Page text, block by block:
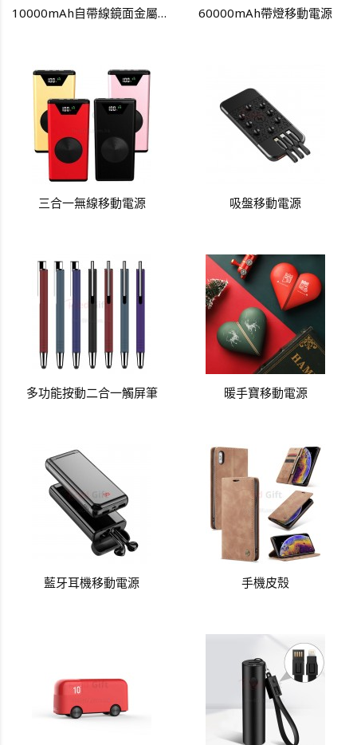
10000mAh自帶線鏡面金屬移動電源 60000mAh帶燈移動電源
三合一無線移動電源 吸盤移動電源
多功能按動二合一觸屏筆 暖手寶移動電源
藍牙耳機移動電源 手機皮殼